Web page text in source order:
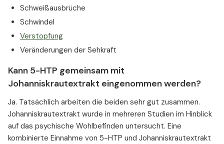
Schweißausbrüche
Schwindel
Verstopfung
Veränderungen der Sehkraft
Kann 5-HTP gemeinsam mit
Johanniskrautextrakt eingenommen werden?
Ja. Tatsächlich arbeiten die beiden sehr gut zusammen.
Johanniskrautextrakt wurde in mehreren Studien im Hinblick
auf das psychische Wohlbefinden untersucht. Eine
kombinierte Einnahme von 5-HTP und Johanniskrautextrakt